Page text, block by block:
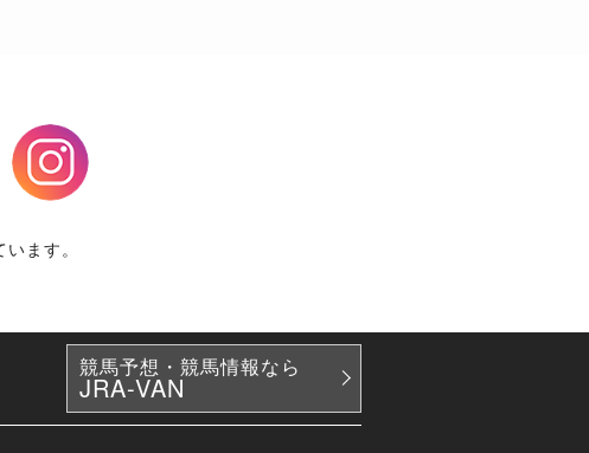
Instagram
ます。
競馬予想・競馬情報なら
JRA-VAN